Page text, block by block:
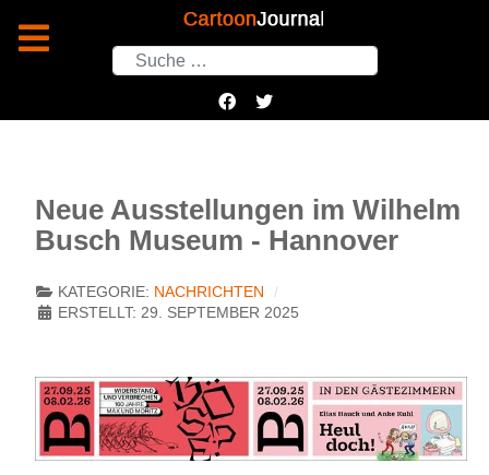
Suchen
Neue Ausstellungen im Wilhelm
Busch Museum - Hannover
KATEGORIE: NACHRICHTEN
ERSTELLT: 29. SEPTEMBER 2025